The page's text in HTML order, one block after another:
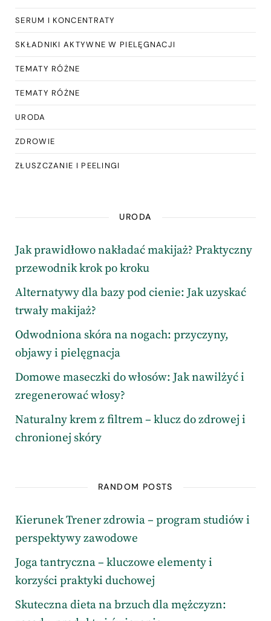
SERUM I KONCENTRATY
SKŁADNIKI AKTYWNE W PIELĘGNACJI
TEMATY RÓŻNE
TEMATY RÓŻNE
URODA
ZDROWIE
ZŁUSZCZANIE I PEELINGI
URODA
Jak prawidłowo nakładać makijaż? Praktyczny
przewodnik krok po kroku
Alternatywy dla bazy pod cienie: Jak uzyskać
trwały makijaż?
Odwodniona skóra na nogach: przyczyny,
objawy i pielęgnacja
Domowe maseczki do włosów: Jak nawilżyć i
zregenerować włosy?
Naturalny krem z filtrem – klucz do zdrowej i
chronionej skóry
RANDOM POSTS
Kierunek Trener zdrowia – program studiów i
perspektywy zawodowe
Joga tantryczna – kluczowe elementy i
korzyści praktyki duchowej
Skuteczna dieta na brzuch dla mężczyzn: